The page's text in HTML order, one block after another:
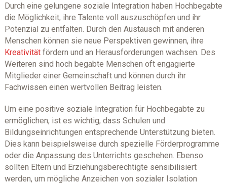
Durch eine gelungene soziale Integration haben Hochbegabte
die Möglichkeit, ihre Talente voll auszuschöpfen und ihr
Potenzial zu entfalten. Durch den Austausch mit anderen
Menschen können sie neue Perspektiven gewinnen, ihre
Kreativitätfördern und an Herausforderungen wachsen. Des
Weiteren sind hoch begabte Menschen oft engagierte
Mitglieder einer Gemeinschaft und können durch ihr
Fachwissen einen wertvollen Beitrag leisten.
Um eine positive soziale Integration für Hochbegabte zu
ermöglichen, ist es wichtig, dass Schulen und
Bildungseinrichtungen entsprechende Unterstützung bieten.
Dies kann beispielsweise durch spezielle Förderprogramme
oder die Anpassung des Unterrichts geschehen. Ebenso
sollten Eltern und Erziehungsberechtigte sensibilisiert
werden, um mögliche Anzeichen von sozialer Isolation